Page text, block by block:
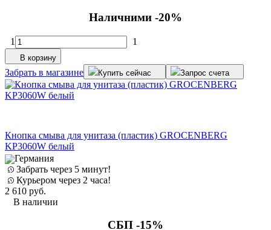
Наличними -20%
1 1
В корзину
Забрать в магазине Купить сейчас Запрос счета
Кнопка смыва для унитаза (пластик) GROCENBERG
KP3060W белый
Германия
Забрать через 5 минут!
Курьером через 2 часа!
2 610 руб.
В наличии
СБП -15%